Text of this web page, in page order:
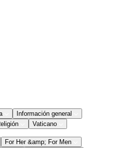
Información general
Vaticano
For Her &amp; For Men